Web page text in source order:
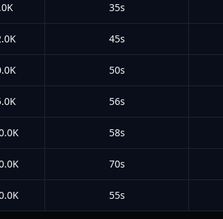
35s
45s
50s
56s
58s
70s
55s